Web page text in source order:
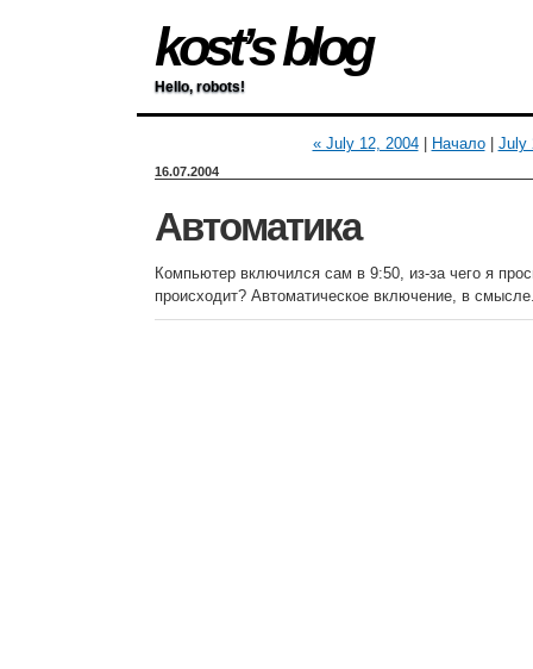
kost’s blog
Hello, robots!
« July 12, 2004| Начало| July
16.07.2004
Автоматика
Компьютер включился сам в 9:50, из-за чего я
происходит? Автоматическое включение, в